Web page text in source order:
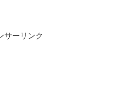
サーリンク